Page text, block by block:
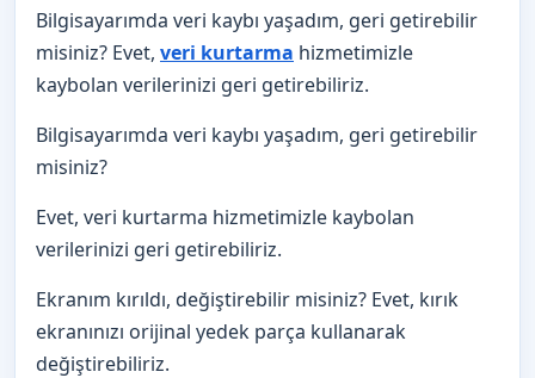
Bilgisayarımda veri kaybı yaşadım, geri getirebilir
misiniz? Evet, veri kurtarma hizmetimizle
kaybolan verilerinizi geri getirebiliriz.
Bilgisayarımda veri kaybı yaşadım, geri getirebilir
misiniz?
Evet, veri kurtarma hizmetimizle kaybolan
verilerinizi geri getirebiliriz.
Ekranım kırıldı, değiştirebilir misiniz? Evet, kırık
ekranınızı orijinal yedek parça kullanarak
değiştirebiliriz.